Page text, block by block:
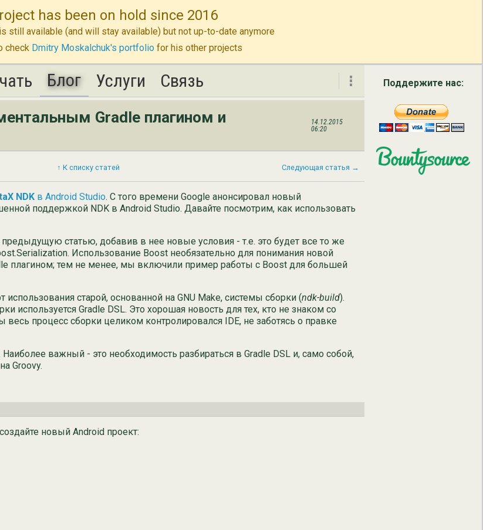
has been on hold since 2016
still available (and will stay available) but not up-to-date anymore
check Dmitry Moskalchuk's portfoliofor his other projects
Блог Услуги Связь
Связь
Русский
Блог Услуги Связь
Gradle плагином и
14.12.2015
06:20
↑ К списку статей Следующая статья →
NDK в Android Studio. С того времени Google анонсировал новый
поддержкой NDK в Android Studio. Давайте посмотрим, как использовать
статью, добавив в нее новые условия - т.е. это будет все то же
Использование Boost необязательно для понимания новой
плагином; тем не менее, мы включили пример работы с Boost для большей
использования старой, основанной на GNU Make, системы сборки (ndk-build).
используется Gradle DSL. Это хорошая новость для тех, кто не знаком со
процесс сборки целиком контролировался IDE, не заботясь о правке
важный - это необходимость разбираться в Gradle DSL и, само собой,
Groovy.
новый Android проект:
Поддержите нас: